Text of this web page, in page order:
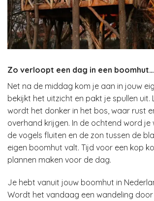
Zo verloopt een dag in een boomhut…
Net na de middag kom je aan in jouw
bekijkt het uitzicht en pakt je spullen uit.
wordt het donker in het bos, waar rust
overhand krijgen. In de ochtend word je
de vogels fluiten en de zon tussen de
eigen boomhut valt. Tijd voor een kop
plannen maken voor de dag.
Je hebt vanuit jouw boomhut in
Wordt het vandaag een wandeling